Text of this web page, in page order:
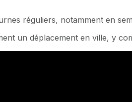
réguliers, notamment en
un déplacement en ville, y